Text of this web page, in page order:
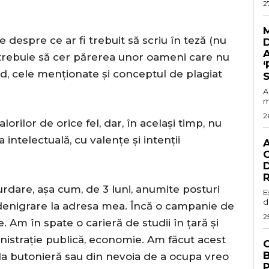
despre ce ar fi trebuit să scriu în teză (nu
să cer părerea unor oameni care nu
cele menționate și conceptul de plagiat
de orice fel, dar, în același timp, nu
intelectuală, cu valențe și intenții
așa cum, de 3 luni, anumite posturi
la adresa mea. Încă o campanie de
Am în spate o carieră de studii în țară și
publică, economie. Am făcut acest
butonieră sau din nevoia de a ocupa vreo